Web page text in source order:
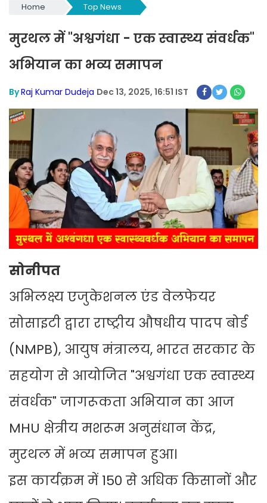
Home Top News
मुरथल में "अश्वगंधा - एक स्वास्थ्य संवर्धक"
अभियान का भव्य समापन
ByRaj Kumar Dudeja Dec 13, 2025, 16:51 IST
सोनीपत
अभिलक्ष्य एजुकेशनल एंड वेलफेयर
सोसाइटी द्वारा राष्ट्रीय औषधीय पादप बोर्ड
(NMPB), आयुष मंत्रालय, भारत सरकार के
सहयोग से आयोजित "अश्वगंधा एक स्वास्थ्य
संवर्धक" जागरूकता अभियान का आज
MHU क्षेत्रीय मशरूम अनुसंधान केंद्र,
मुरथल में भव्य समापन हुआ।
इस कार्यक्रम में 150 से अधिक किसानों और